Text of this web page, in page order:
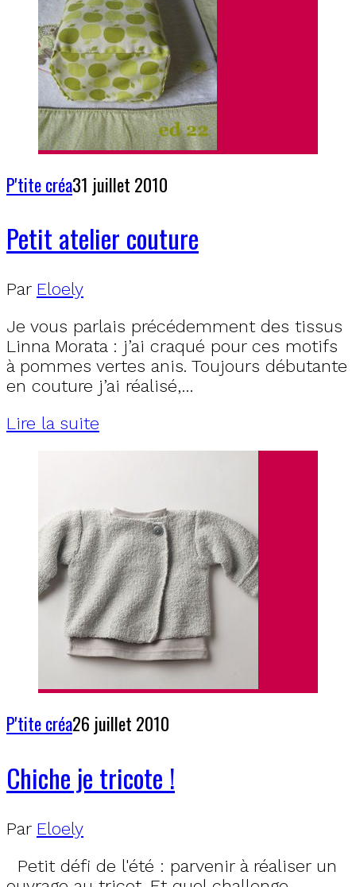
P'tite créa31 juillet 2010
Petit atelier couture
Par Eloely
Je vous parlais précédemment des tissus
Linna Morata : j’ai craqué pour ces motifs
à pommes vertes anis. Toujours débutante
en couture j’ai réalisé,…
Lire la suite
P'tite créa26 juillet 2010
Chiche je tricote !
Par Eloely
Petit défi de l'été : parvenir à réaliser un